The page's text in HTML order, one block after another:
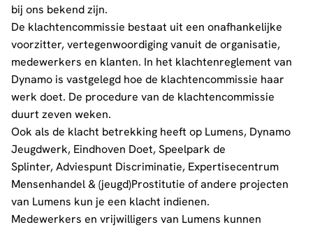
bij ons bekend zijn.
De klachtencommissie bestaat uit een onafhankelijke
voorzitter, vertegenwoordiging vanuit de organisatie,
medewerkers en klanten. In het klachtenreglement van
Dynamo is vastgelegd hoe de klachtencommissie haar
werk doet. De procedure van de klachtencommissie
duurt zeven weken.
Ook als de klacht betrekking heeft op Lumens, Dynamo
Jeugdwerk, Eindhoven Doet,Speelpark de
Splinter,Adviespunt Discriminatie, Expertisecentrum
Mensenhandel & (jeugd)Prostitutie of andere projecten
van Lumens kun je een klacht indienen.
Medewerkers en vrijwilligers van Lumens kunnen